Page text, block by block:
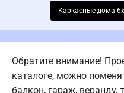
Каркасные дома
Обратите внимание!
каталоге, можно
балкон, гараж, веранду,